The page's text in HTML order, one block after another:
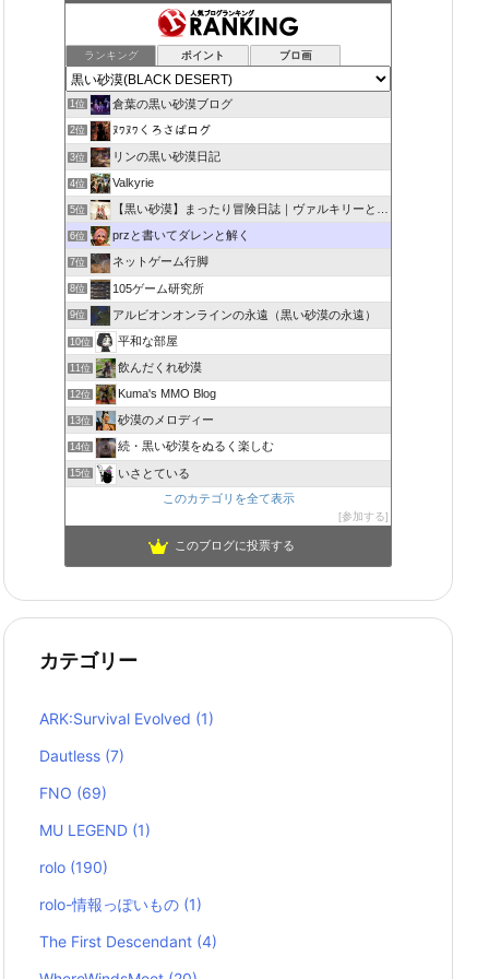
ランキング ポイント ブロ画
1位 倉葉の黒い砂漠ブログ
2位 ﾇﾜﾇﾜくろさばログ
3位 リンの黒い砂漠日記
4位 Valkyrie
5位 【黒い砂漠】まったり冒険日誌｜ヴァルキリーと闇の精霊の旅
6位 przと書いてダレンと解く
7位 ネットゲーム行脚
8位 105ゲーム研究所
9位 アルビオンオンラインの永遠（黒い砂漠の永遠）
10位 平和な部屋
11位 飲んだくれ砂漠
12位 Kuma's MMO Blog
13位 砂漠のメロディー
14位 続・黒い砂漠をぬるく楽しむ
15位
いさとている
このカテゴリを全て表示
参加する
このブログに投票する
カテゴリー
ARK:Survival Evolved (1)
Dautless (7)
FNO (69)
MU LEGEND (1)
rolo (190)
rolo-情報っぽいもの (1)
The First Descendant (4)